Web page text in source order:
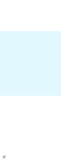
*